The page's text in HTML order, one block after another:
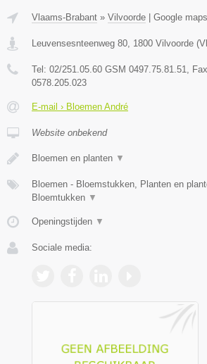
Vlaams-Brabant » Vilvoorde | Google maps
Leuvensesnteenweg 80 1800 Vilvoorde (
Tel: 02/251.05.60 GSM 0497.75.81.51 ,
0578.205.023
E-mail › Bloemen André
Website onbekend
Bloemen en planten ▼
Bloemen - Bloemstukken, Planten en
Bloemtukken ▼
Openingstijden ▼
Sociale media: